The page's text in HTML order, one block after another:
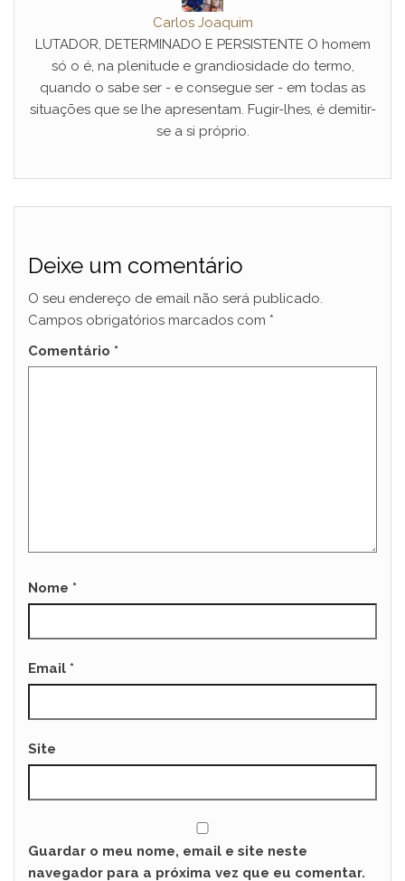
Carlos Joaquim
LUTADOR, DETERMINADO E PERSISTENTE O homem
só o é, na plenitude e grandiosidade do termo,
quando o sabe ser - e consegue ser - em todas as
situações que se lhe apresentam. Fugir-lhes, é demitir-
se a si próprio.
Deixe um comentário
O seu endereço de email não será publicado.
Campos obrigatórios marcados com *
Comentário *
Nome *
Email *
Site
Guardar o meu nome, email e site neste
navegador para a próxima vez que eu comentar.